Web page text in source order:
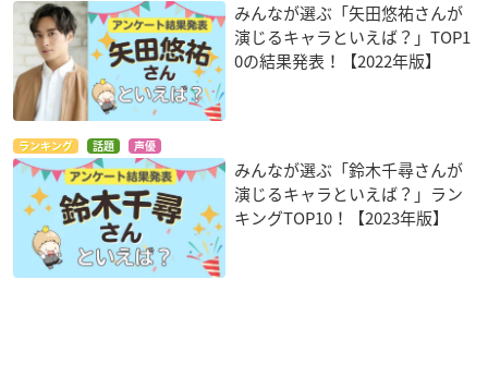
みんなが選ぶ「矢田悠祐さんが
演じるキャラといえば？」TOP1
0の結果発表！【2022年版】
ランキング 話題 声優
みんなが選ぶ「鈴木千尋さんが
演じるキャラといえば？」ラン
キングTOP10！【2023年版】